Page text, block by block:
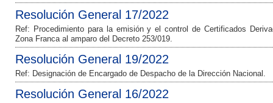
Resolución General 17/2022
Ref: Procedimiento para la emisión y el control de Certificados
Zona Franca al amparo del Decreto 253/019.
Resolución General 19/2022
Ref: Designación de Encargado de Despacho de la Dirección Nacional.
Resolución General 16/2022